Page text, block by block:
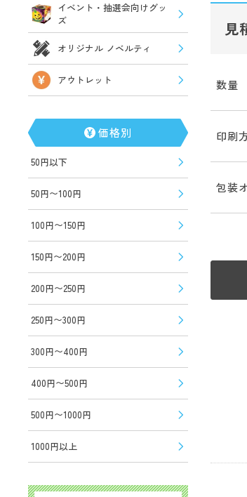
イベント・抽選会向けグッ
ズ
オリジナル ノベルティ
アウトレット
価格別
50円以下
50円〜100円
100円〜150円
150円〜200円
200円〜250円
250円〜300円
300円〜400円
400円〜500円
500円〜1000円
1000円以上
見
数量
印刷
包装